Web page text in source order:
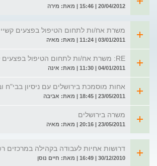
20/04/2012 | 15:46 | מאת: מירה
משרת אח/ות לתחום הטיפול בפצעים קשיי
03/01/2011 | 11:24 | מאת: מאיה
RE: משרת אח/ות לתחום הטיפול בפצעים קשיי ריפוי ירוש
04/01/2011 | 11:30 | מאת: אינה
אחות מוסמכת בירושלים עם ניסיון בבי"ח
23/05/2011 | 18:45 | מאת: אביבה
משרה בירושלים
23/05/2011 | 20:16 | מאת: מאיה
דרושות אחיות לעבודה בקהילה במרכזים
30/12/2010 | 16:49 | מאת: חיים נוסן